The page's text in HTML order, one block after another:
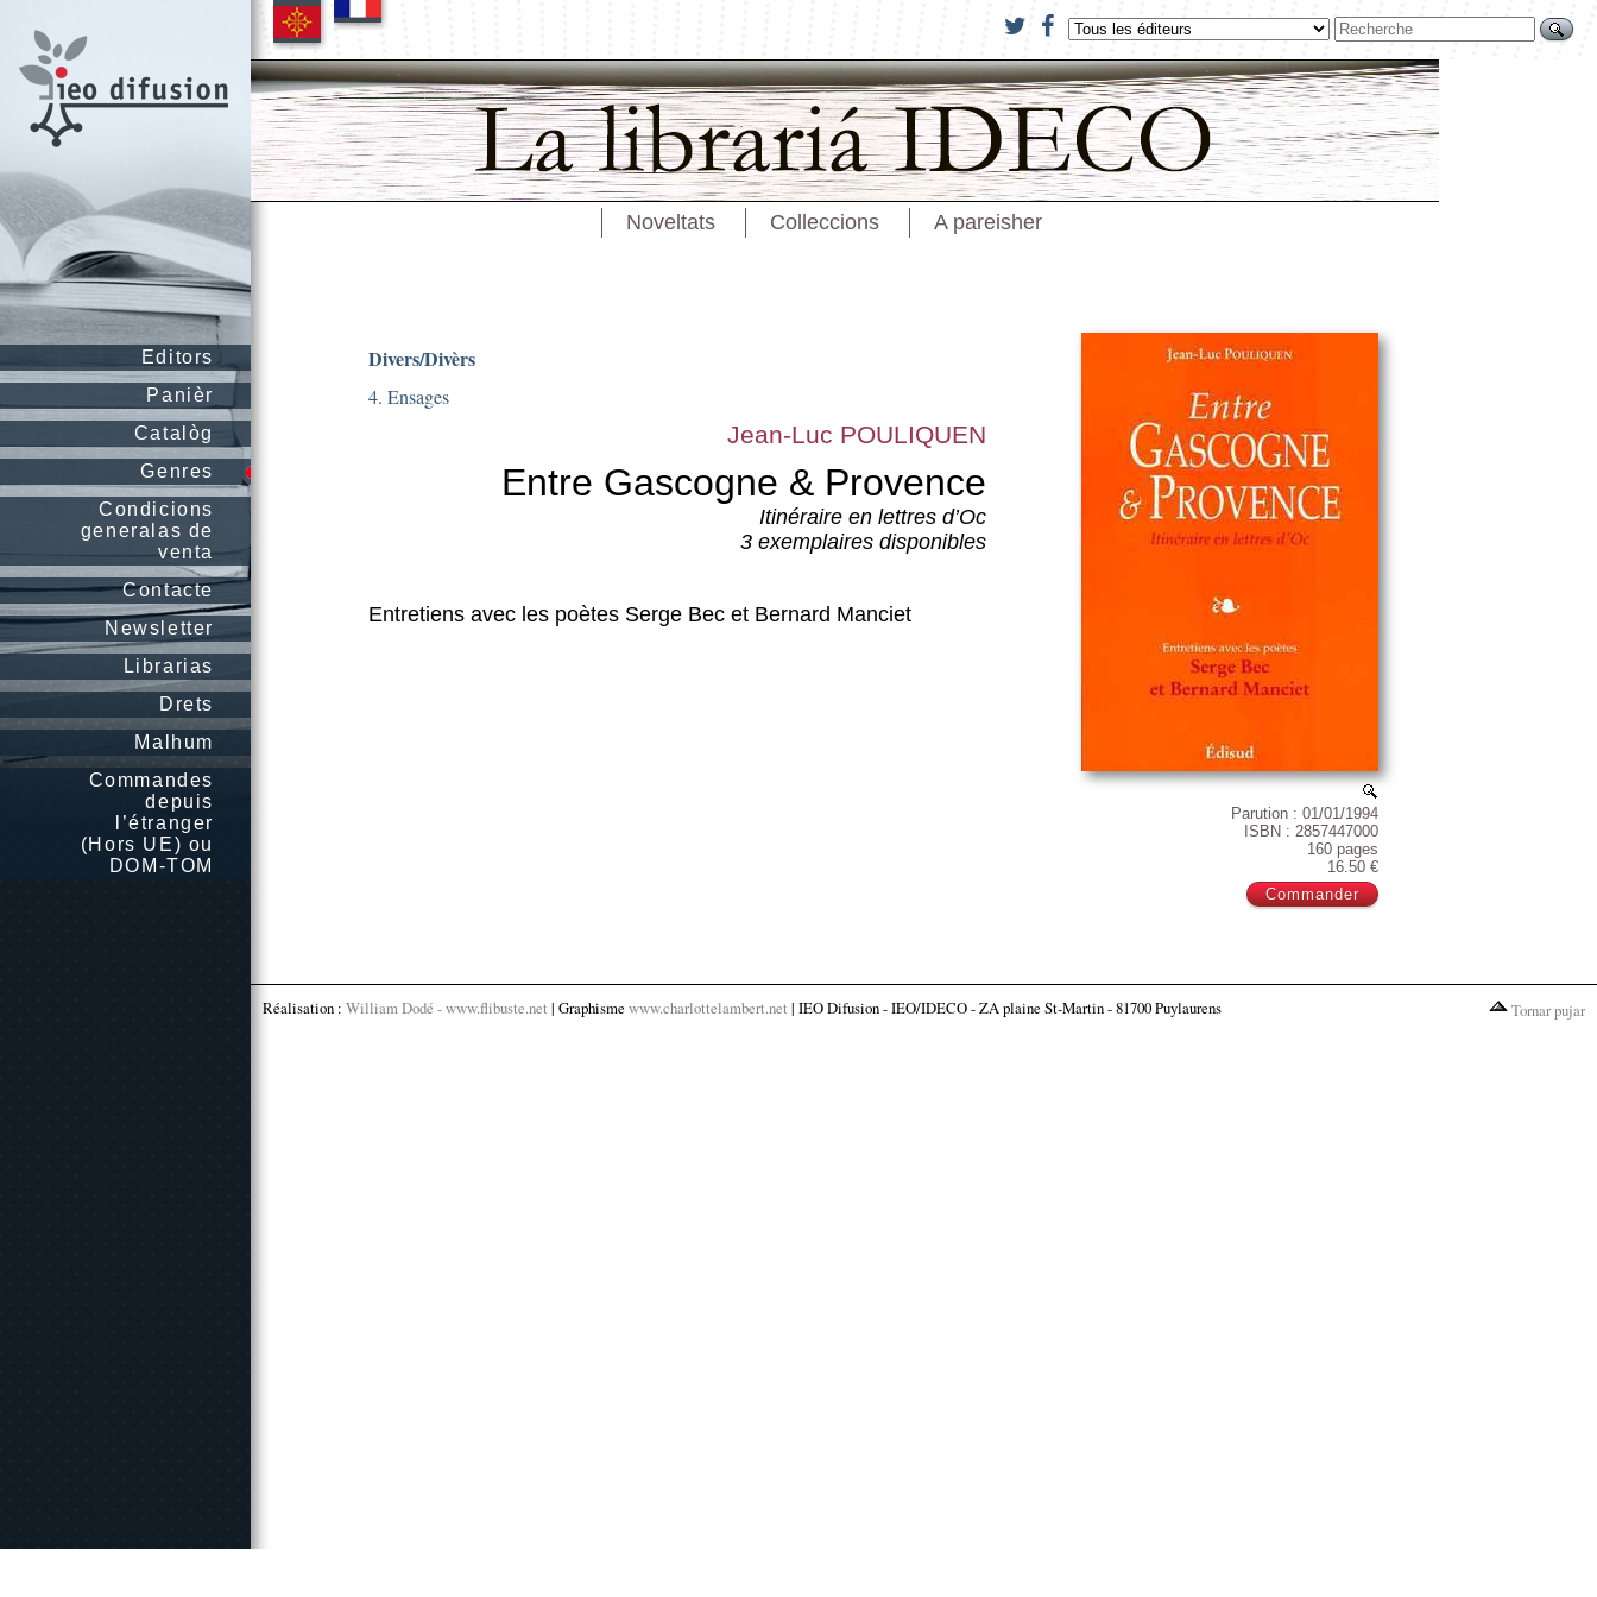
Editors
Panièr
Catalòg
Genres
Condicions
generalas de
venta
Contacte
Newsletter
Librarias
Drets
Malhum
Commandes
depuis
l’étranger
(Hors UE) ou
DOM-TOM
Noveltats Colleccions A pareisher
Parution : 01/01/1994
ISBN : 2857447000
160 pages
16.50 €
Divers/Divèrs
4. Ensages
Jean-Luc POULIQUEN
Entre Gascogne & Provence
Itinéraire en lettres d’Oc
3 exemplaires disponibles
Entretiens avec les poètes Serge Bec et Bernard Manciet
Réalisation : William Dodé - www.flibuste.net | Graphisme www.charlottelambert.net | IEO Difusion - IEO/IDECO - ZA plaine St-Martin - 81700 Puylaurens Tornar pujar